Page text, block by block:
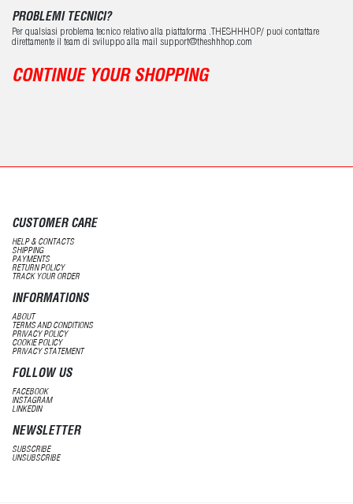
PROBLEMI TECNICI?
Per qualsiasi problema tecnico relativo alla piattaforma .THESHHHOP/ puoi contattare
direttamente il team di sviluppo alla mail support@theshhhop.com
CONTINUE YOUR SHOPPING
CUSTOMER CARE
HELP & CONTACTS
SHIPPING
PAYMENTS
RETURN POLICY
TRACK YOUR ORDER
INFORMATIONS
ABOUT
TERMS AND CONDITIONS
PRIVACY POLICY
COOKIE POLICY
PRIVACY STATEMENT
FOLLOW US
FACEBOOK
INSTAGRAM
LINKEDIN
NEWSLETTER
SUBSCRIBE
UNSUBSCRIBE